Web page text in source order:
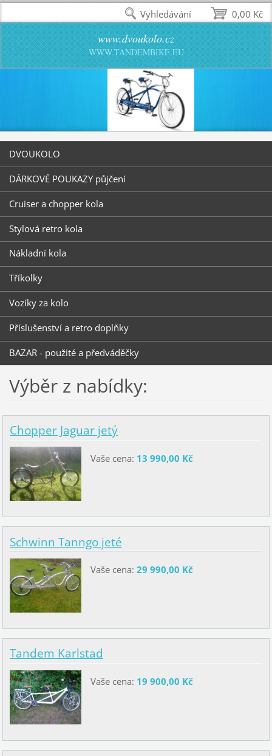
www.dvoukolo.cz
WWW.TANDEMBIKE.EU
DVOUKOLO
DÁRKOVÉ POUKAZY půjčení
Cruiser a chopper kola
Stylová retro kola
Nákladní kola
Tříkolky
Vozíky za kolo
Příslušenství a retro doplňky
BAZAR - použité a předváděčky
Výběr z nabídky:
Chopper Jaguar jetý
Vaše cena: 13 990,00 Kč
Schwinn Tanngo jeté
Vaše cena: 29 990,00 Kč
Tandem Karlstad
Vaše cena: 19 900,00 Kč
0,00 Kč
Vyhledávání